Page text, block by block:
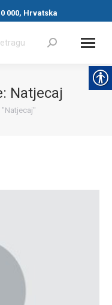
000, Hrvatska
Natjecaj
"Natjecaj"